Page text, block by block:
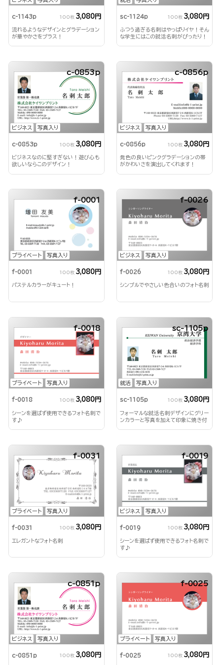
c-1143p 100枚 3,080円
流れるようなデザインとグラデーション
が華やかさをプラス！
sc-1124p 100枚 3,080円
ふつう過ぎる名刺はやっぱりイヤ！そん
な学生にはこの就活名刺がぴったり！
ビジネス 写真入り
c-0853p
c-0853p 100枚 3,080円
ビジネスなのに堅すぎない！遊び心も
欲しいならこのデザイン！
ビジネス 写真入り
c-0856p
c-0856p 100枚 3,080円
発色の良いピンクグラデーションの帯
がかわいさを演出してくれます！
プライベート 写真入り
f-0001
f-0001 100枚 3,080円
パステルカラーがキュート！
ビジネス 写真入り
f-0026
f-0026 100枚 3,080円
シンプルでやさしい色合いのフォト名刺
プライベート 写真入り
f-0018
f-0018 100枚 3,080円
シーンを選ばず使用できるフォト名刺で
す♪
就活 写真入り
sc-1105p
sc-1105p 100枚 3,080円
フォーマルな就活名刺デザインにグリー
ンカラーと写真を加えて印象に焼き付
プライベート 写真入り
f-0031
f-0031 100枚 3,080円
エレガントなフォト名刺
ビジネス 写真入り
f-0019
f-0019 100枚 3,080円
シーンを選ばず使用できるフォト名刺で
す♪
ビジネス 写真入り
c-0851p
c-0851p 100枚 3,080円
プライベート 写真入り
f-0025
f-0025 100枚 3,080円